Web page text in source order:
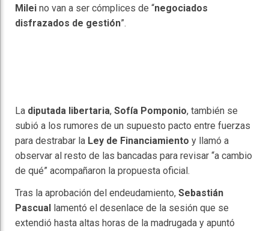
Milei no van a ser cómplices de “negociados
disfrazados de gestión”.
La diputada libertaria, Sofía Pomponio, también se
subió a los rumores de un supuesto pacto entre fuerzas
para destrabar la Ley de Financiamiento y llamó a
observar al resto de las bancadas para revisar “a cambio
de qué” acompañaron la propuesta oficial.
Tras la aprobación del endeudamiento, Sebastián
Pascual lamentó el desenlace de la sesión que se
extendió hasta altas horas de la madrugada y apuntó